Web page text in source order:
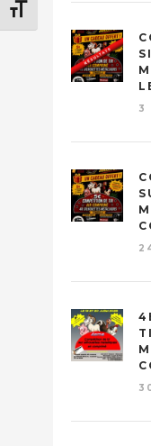
Changer la taille de la
3